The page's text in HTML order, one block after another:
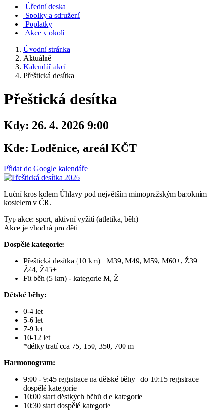
Úřední deska
Spolky a sdružení
Poplatky
Akce v okolí
Úvodní stránka
Aktuálně
Kalendář akcí
Přeštická desítka
Přeštická desítka
Kdy: 26. 4. 2026 9:00
Kde: Loděnice, areál KČT
Přidat do Google kalendáře
Luční kros kolem Úhlavy pod největším mimopražským barokním
kostelem v ČR.
Typ akce: sport, aktivní vyžití (atletika, běh)
Akce je vhodná pro děti
Dospělé kategorie:
Přeštická desítka (10 km) - M39, M49, M59, M60+, Ž39
Ž44, Ž45+
Fit běh (5 km) - kategorie M, Ž
Dětské běhy:
0-4 let
5-6 let
7-9 let
10-12 let
*délky tratí cca 75, 150, 350, 700 m
Harmonogram:
9:00 - 9:45 registrace na dětské běhy | do 10:15 registrace
dospělé kategorie
10:00 start děstkých běhů dle kategorie
10:30 start dospělé kategorie